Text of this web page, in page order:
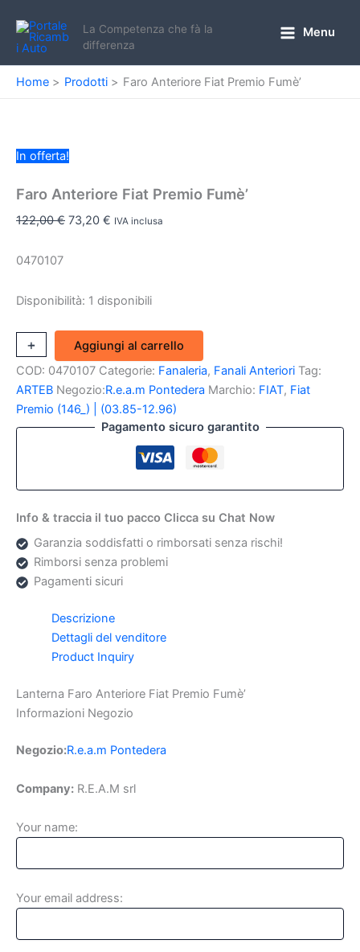
contenuto
La Competenza che fà la
differenza
Menu
Menu
Home Prodotti Faro Anteriore Fiat Premio Fumè’
In offerta!
Faro Anteriore Fiat Premio Fumè’
122,00€ Il
122,00 €.
73,20 € Il
73,20 €.
IVA inclusa
0470107
Disponibilità: 1 disponibili
-
Faro
Anteriore
Fiat
Premio
Fumè'
+
Aggiungi al carrello
COD: 0470107 Categorie: Fanaleria, Fanali Anteriori Tag:
ARTEB Negozio:R.e.a.m Pontedera Marchio: FIAT, Fiat
Premio (146_) | (03.85-12.96)
Pagamento sicuro garantito
Info & traccia il tuo pacco Clicca su Chat Now
Garanzia soddisfatti o rimborsati senza rischi!
Rimborsi senza problemi
Pagamenti sicuri
Descrizione
Dettagli del venditore
Product Inquiry
Lanterna Faro Anteriore Fiat Premio Fumè’
Informazioni Negozio
Negozio:R.e.a.m Pontedera
Company: R.E.A.M srl
Your name:
Your email address: